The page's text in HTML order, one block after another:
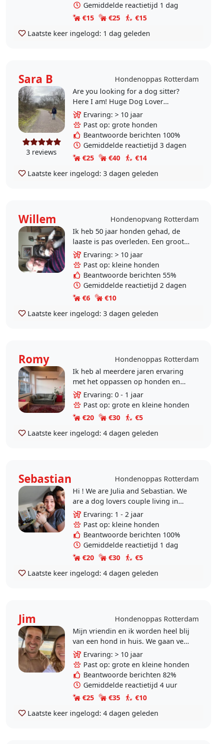
Gemiddelde reactietijd 1 dag
€15
€25
€15
Laatste keer ingelogd: 1 dag geleden
Sara B Hondenoppas Rotterdam
3 reviews
Are you looking for a dog sitter?
Here I am! Huge Dog Lover
available for walks, daycare and
overnights at my place. I am
flexible and reliable and..
Ervaring: > 10 jaar
Past op: grote honden
Beantwoorde berichten 100%
Gemiddelde reactietijd 3 dagen
€25
€40
€14
Laatste keer ingelogd: 3 dagen geleden
Willem
Hondenopvang Rotterdam
Ik heb 50 jaar honden gehad, de
laaste is pas overleden. Een groot
gemis ik ben nu te oud voor een
andere, ik zou wel een paar dagen
op willen passen..
Ervaring: > 10 jaar
Past op: kleine honden
Beantwoorde berichten 55%
Gemiddelde reactietijd 2 dagen
€6
€10
Laatste keer ingelogd: 3 dagen geleden
Romy
Hondenoppas Rotterdam
Ik heb al meerdere jaren ervaring
met het oppassen op honden en
katten en vind het ontzettend leuk
om dieren de aandacht, zorg en
liefde te geven die..
Ervaring: 0 - 1 jaar
Past op: grote en kleine honden
€20
€30
€5
Laatste keer ingelogd: 4 dagen geleden
Sebastian
Hondenoppas Rotterdam
Hi ! We are Julia and Sebastian. We
are a dog lovers couple living in
Rotterdam. We have experience
with pets and we would love to
help you take care..
Ervaring: 1 - 2 jaar
Past op: kleine honden
Beantwoorde berichten 100%
Gemiddelde reactietijd 1 dag
€20
€30
€5
Laatste keer ingelogd: 4 dagen geleden
Jim
Hondenoppas Rotterdam
Mijn vriendin en ik worden heel blij
van een hond in huis. We gaan veel
met de oppashond naar buiten en
vinden het leuk om met ze te
spelen. Op deze..
Ervaring: > 10 jaar
Past op: grote en kleine honden
Beantwoorde berichten 82%
Gemiddelde reactietijd 4 uur
€25
€35
€10
Laatste keer ingelogd: 4 dagen geleden